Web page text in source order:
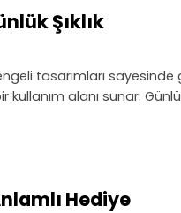
Şıklık
tasarımları
alanı sunar.
Hediye